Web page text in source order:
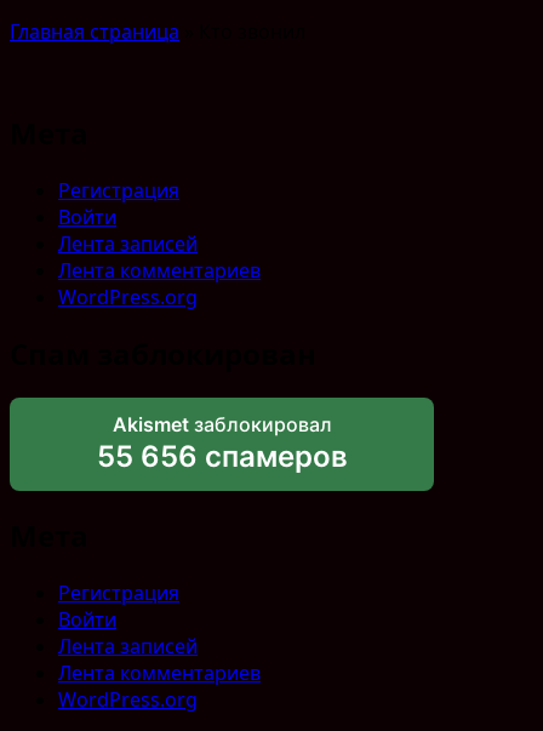
Главная страница
Регистрация
Войти
Лента записей
Лента комментариев
WordPress.org
Akismetзаблокировал
55 656 спамеров
Регистрация
Войти
Лента записей
Лента комментариев
WordPress.org